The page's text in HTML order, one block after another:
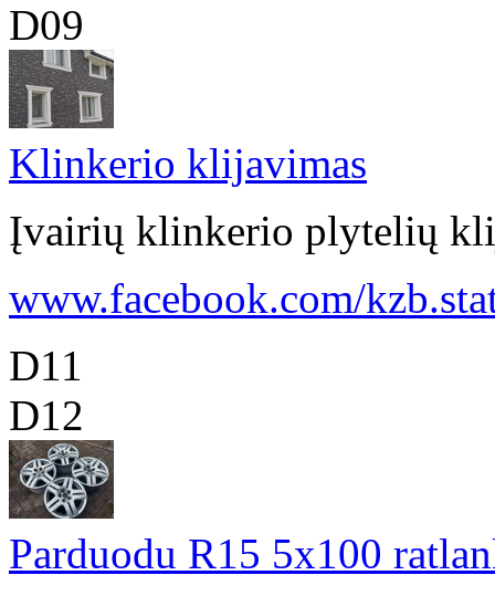
D09
Klinkerio klijavimas
Įvairių klinkerio plytelių
www.facebook.com/
D11
D12
Parduodu R15 5x100